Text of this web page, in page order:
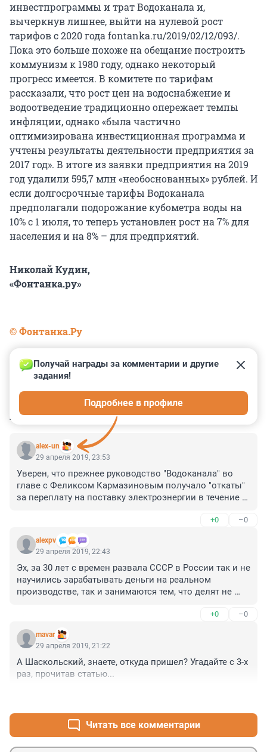
инвестпрограммы и трат Водоканала и,
вычеркнув лишнее, выйти на нулевой рост
тарифов с 2020 года fontanka.ru/2019/02/12/093/.
Пока это больше похоже на обещание построить
коммунизм к 1980 году, однако некоторый
прогресс имеется. В комитете по тарифам
рассказали, что рост цен на водоснабжение и
водоотведение традиционно опережает темпы
инфляции, однако «была частично
оптимизирована инвестиционная программа и
учтены результаты деятельности предприятия за
2017 год». В итоге из заявки предприятия на 2019
год удалили 595,7 млн «необоснованных» рублей. И
если долгосрочные тарифы Водоканала
предполагали подорожание кубометра воды на
10% с 1 июля, то теперь установлен рост на 7% для
населения и на 8% – для предприятий.
Николай Кудин,
«Фонтанка.ру»
© Фонтанка.Ру
КОММЕНТАРИИ 5
alex-un
Получай награды за комментарии и другие
задания!
Подробнее в профиле
29 апреля 2019, 23:53
Уверен, что прежнее руководство "Водоканала" во
главе с Феликсом Кармазиновым получало "откаты"
за переплату на поставку электроэнергии в течение 8
+0 –0
alexpv
29 апреля 2019, 22:43
Эх, за 30 лет с времен развала СССР в России так и не
научились зарабатывать деньги на реальном
производстве, так и занимаются тем, что делят не
+0 –0
mavar
29 апреля 2019, 21:22
А Шаскольский, знаете, откуда пришел? Угадайте с 3-х
раз, прочитав статью...
Читать все комментарии